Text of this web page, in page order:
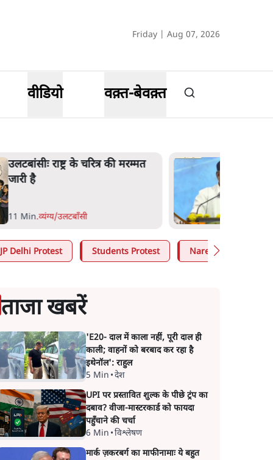
Friday | Aug 07, 2026
वीडियो वक़्त-बेवक़्त
उलटबांसीः राष्ट्र के चरित्र की मरम्मत
जारी है
11 Min.व्यंग्य/उलटबाँसी
Delhi Protest Students Protest Narendra Modi
ताजा खबरें
'E20- दाल में काला नहीं, पूरी दाल ही
काली; वाहनों को बरबाद कर रहा है
इथेनॉल': राहुल
5 Min •देश
UPI पर प्रस्तावित शुल्क के पीछे ट्रंप का
दबाव? वीजा-मास्टरकार्ड को फायदा
पहुँचाने की चर्चा
6 Min •विश्लेषण
मार्क ज़करबर्ग का माफीनामाः ये बहुत